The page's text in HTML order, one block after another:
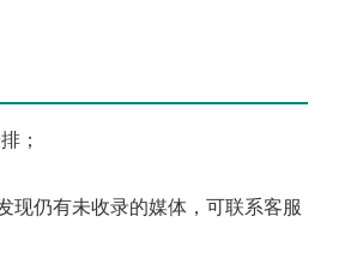
；
现仍有未收录的媒体，可联系客服